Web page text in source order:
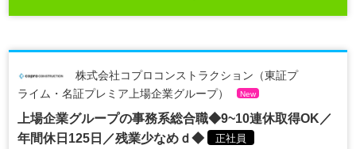
株式会社コプロコンストラクション（東証プ
ライム・名証プレミア上場企業グループ）
New
上場企業グループの事務系総合職◆9~10連休取得OK／
年間休日125日／残業少なめｄ◆
正社員